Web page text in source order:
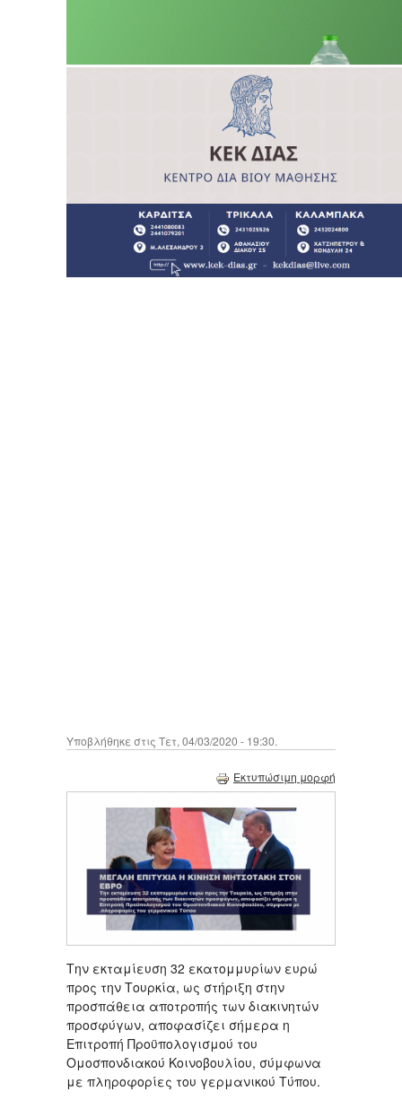
Υποβλήθηκε στις Τετ, 04/03/2020 - 19:30.
Εκτυπώσιμη μορφή
Την εκταμίευση 32 εκατομμυρίων ευρώ
προς την Τουρκία, ως στήριξη στην
προσπάθεια αποτροπής των διακινητών
προσφύγων, αποφασίζει σήμερα η
Επιτροπή Προϋπολογισμού του
Ομοσπονδιακού Κοινοβουλίου, σύμφωνα
με πληροφορίες του γερμανικού Τύπου.